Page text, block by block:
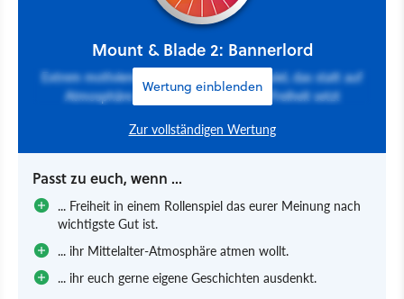
Mount & Blade 2: Bannerlord
Wertung einblenden
Extrem motivierendes Mittelalter-Rollenspiel, das statt auf
Atmosphäre und Story auf Sandbox-Freiheit setzt
Zur vollständigen Wertung
Passt zu euch, wenn ...
... Freiheit in einem Rollenspiel das eurer Meinung nach
wichtigste Gut ist.
... ihr Mittelalter-Atmosphäre atmen wollt.
... ihr euch gerne eigene Geschichten ausdenkt.